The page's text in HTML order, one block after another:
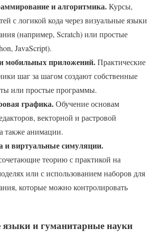
и алгоритмика.Курсы,
с логикой кода через визуальные языки
(например, Scratch) или простые
JavaScript).
мобильных приложений.Практические
шаг за шагом создают собственные
или простые программы.
графика.Обучение основам
векторной и растровой
также анимации.
и виртуальные симуляции.
теорию с практикой на
или с использованием наборов для
которые можно контролировать
и гуманитарные науки